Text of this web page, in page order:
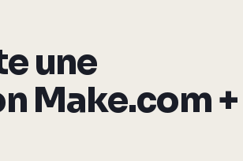
une
Make.com +